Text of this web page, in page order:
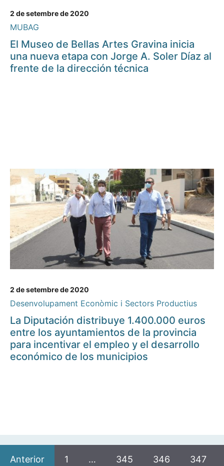
2 de setembre de 2020
MUBAG
El Museo de Bellas Artes Gravina inicia
una nueva etapa con Jorge A. Soler Díaz al
frente de la dirección técnica
2 de setembre de 2020
Desenvolupament Econòmic i Sectors Productius
La Diputación distribuye 1.400.000 euros
entre los ayuntamientos de la provincia
para incentivar el empleo y el desarrollo
económico de los municipios
Anterior 1 … 345 346 347